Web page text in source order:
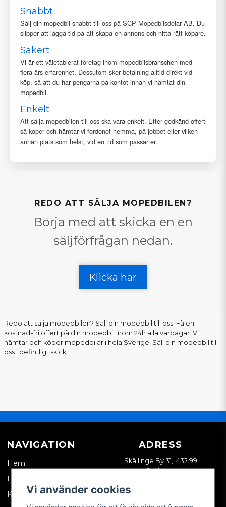
Snabbt
Sälj din mopedbil snabbt till oss på SCP Mopedbilsdelar AB. Du
slipper att lägga tid på att skapa en annons och hitta rätt köpare.
Säkert
Vi är ett väletablerat företag inom mopedbilsbranschen med
flera års erfarenhet. Dessutom sker betalning alltid direkt vid
köp, så att du har pengarna på kontot innan vi hämtat din
mopedbil.
Enkelt
Att sälja mopedbilen till oss ska vara enkelt. Efter godkänd offert
så köper och hämtar vi fordonet hemma, på jobbet eller vilken
annan plats som helst, vid en tid som passar er.
REDO ATT SÄLJA MOPEDBILEN?
Börja med att skicka en en
säljförfrågan nedan.
Klicka här
Redo att sälja mopedbilen? Sälj din mopedbil till oss. Få en
kostnadsfri offert på din mopedbil inom 24h alla vardagar. Vi
hämtar och köper mopedbilar i hela Sverige. Sälj din mopedbil till
oss i befintligt skick.
NAVIGATION
Hem
Företagskund
Kontakta oss
ADRESS
Skällinge By 31, 432 99
Skällinge
Vi använder cookies